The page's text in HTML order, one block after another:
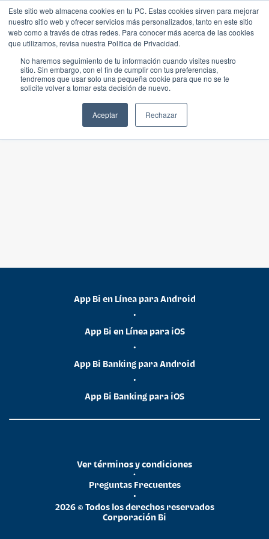
Este sitio web almacena cookies en tu PC. Estas cookies sirven para mejorar
nuestro sitio web y ofrecer servicios más personalizados, tanto en este sitio
web como a través de otras redes. Para conocer más acerca de las cookies
que utilizamos, revisa nuestra Política de Privacidad.
No haremos seguimiento de tu información cuando visites nuestro
sitio. Sin embargo, con el fin de cumplir con tus preferencias,
tendremos que usar solo una pequeña cookie para que no se te
solicite volver a tomar esta decisión de nuevo.
Aceptar Rechazar
App Bi en Línea para Android
•
App Bi en Línea para iOS
•
App Bi Banking para Android
•
App Bi Banking para iOS
2026 © Todos los derechos reservados
Corporación Bi
•
Preguntas Frecuentes
•
Ver términos y condiciones